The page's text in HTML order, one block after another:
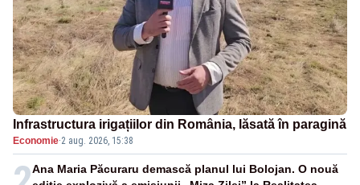
Infrastructura irigațiilor din România, lăsată în paragină
Economie·2 aug. 2026, 15:38
Ana Maria Păcuraru demască planul lui Bolojan. O nouă